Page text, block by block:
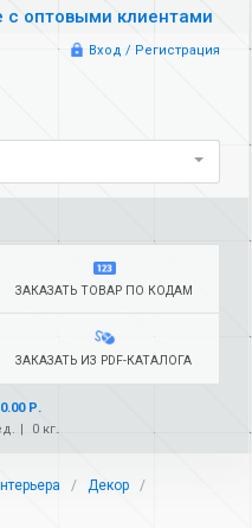
с оптовыми клиентами
Вход / Регистрация
ЗАКАЗАТЬ ТОВАР ПО КОДАМ
ЗАКАЗАТЬ ИЗ PDF-КАТАЛОГА
Р.
0 кг.
Декор